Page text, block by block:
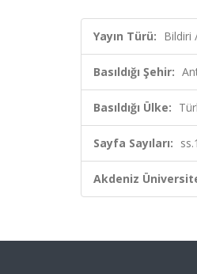
Yayın Türü: Bildiri
Basıldığı Şehir:
Basıldığı Ülke:
Sayfa Sayıları:
Akdeniz